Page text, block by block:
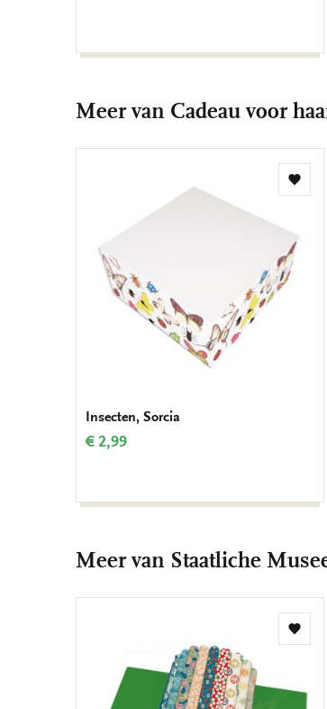
Meer van Cadeau voor
Insecten, Sorcia
€ 2,99
Meer van Staatliche